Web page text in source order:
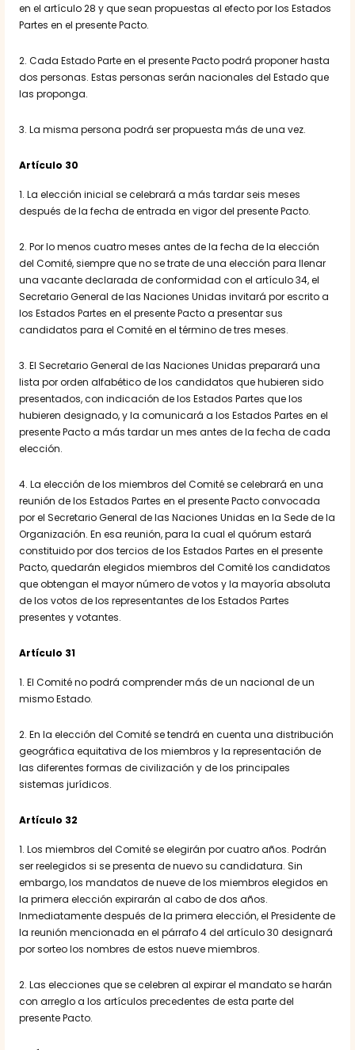
en el artículo 28 y que sean propuestas al efecto por los Estados
Partes en el presente Pacto.
2. Cada Estado Parte en el presente Pacto podrá proponer hasta
dos personas. Estas personas serán nacionales del Estado que
las proponga.
3. La misma persona podrá ser propuesta más de una vez.
Artículo 30
1. La elección inicial se celebrará a más tardar seis meses
después de la fecha de entrada en vigor del presente Pacto.
2. Por lo menos cuatro meses antes de la fecha de la elección
del Comité, siempre que no se trate de una elección para llenar
una vacante declarada de conformidad con el artículo 34, el
Secretario General de las Naciones Unidas invitará por escrito a
los Estados Partes en el presente Pacto a presentar sus
candidatos para el Comité en el término de tres meses.
3. El Secretario General de las Naciones Unidas preparará una
lista por orden alfabético de los candidatos que hubieren sido
presentados, con indicación de los Estados Partes que los
hubieren designado, y la comunicará a los Estados Partes en el
presente Pacto a más tardar un mes antes de la fecha de cada
elección.
4. La elección de los miembros del Comité se celebrará en una
reunión de los Estados Partes en el presente Pacto convocada
por el Secretario General de las Naciones Unidas en la Sede de la
Organización. En esa reunión, para la cual el quórum estará
constituido por dos tercios de los Estados Partes en el presente
Pacto, quedarán elegidos miembros del Comité los candidatos
que obtengan el mayor número de votos y la mayoría absoluta
de los votos de los representantes de los Estados Partes
presentes y votantes.
Artículo 31
1. El Comité no podrá comprender más de un nacional de un
mismo Estado.
2. En la elección del Comité se tendrá en cuenta una distribución
geográfica equitativa de los miembros y la representación de
las diferentes formas de civilización y de los principales
sistemas jurídicos.
Artículo 32
1. Los miembros del Comité se elegirán por cuatro años. Podrán
ser reelegidos si se presenta de nuevo su candidatura. Sin
embargo, los mandatos de nueve de los miembros elegidos en
la primera elección expirarán al cabo de dos años.
Inmediatamente después de la primera elección, el Presidente de
la reunión mencionada en el párrafo 4 del artículo 30 designará
por sorteo los nombres de estos nueve miembros.
2. Las elecciones que se celebren al expirar el mandato se harán
con arreglo a los artículos precedentes de esta parte del
presente Pacto.